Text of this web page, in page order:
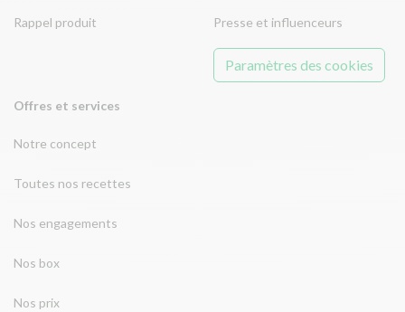
Rappel produit
Offres et services
Notre concept
Toutes nos recettes
Nos engagements
Nos box
Nos prix
Presse et influenceurs
Paramètres des cookies